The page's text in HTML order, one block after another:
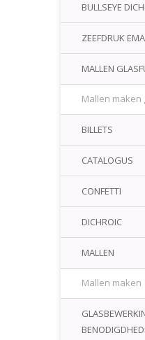
BULLSEYE
ZEEFDRUK
MALLEN
Mallen maken
BILLETS
CATALOGUS
CONFETTI
DICHROIC
MALLEN
Mallen maken